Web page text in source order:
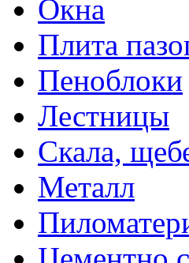
Окна
Плита
Пеноблоки
Лестницы
Скала,
Металл